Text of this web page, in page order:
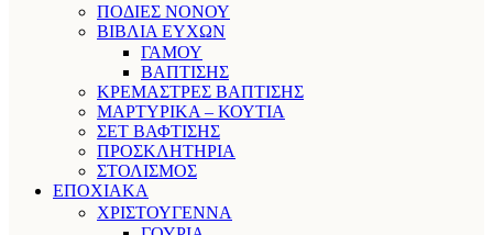
ΠΟΔΙΕΣ ΝΟΝΟΥ
ΒΙΒΛΙΑ ΕΥΧΩΝ
ΓΑΜΟΥ
ΒΑΠΤΙΣΗΣ
ΚΡΕΜΑΣΤΡΕΣ ΒΑΠΤΙΣΗΣ
ΜΑΡΤΥΡΙΚΑ – ΚΟΥΤΙΑ
ΣΕΤ ΒΑΦΤΙΣΗΣ
ΠΡΟΣΚΛΗΤΗΡΙΑ
ΣΤΟΛΙΣΜΟΣ
ΕΠΟΧΙΑΚΑ
ΧΡΙΣΤΟΥΓΕΝΝΑ